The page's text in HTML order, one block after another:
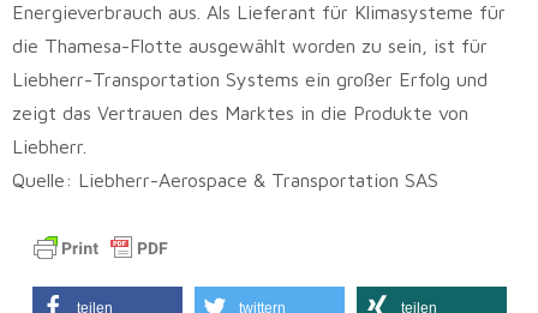
Energieverbrauch aus. Als Lieferant für Klimasysteme für
die Thamesa-Flotte ausgewählt worden zu sein, ist für
Liebherr-Transportation Systems ein großer Erfolg und
zeigt das Vertrauen des Marktes in die Produkte von
Liebherr.
Quelle: Liebherr-Aerospace & Transportation SAS
teilen twittern teilen